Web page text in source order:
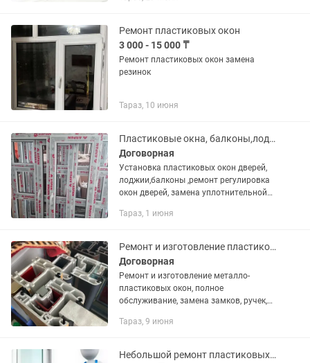
Ремонт пластиковых окон
3 000 - 15 000 ₸
Ремонт пластиковых окон замена
резинок
Тараз, 10 июня
Пластиковые окна, балконы,лоджии, ремонт регулировка окон ,замена резины.
Договорная
Установка пластиковых окон дверей,
лоджии,балконы ,ремонт регулировка
окон дверей, замена уплотнительной
Тараз, 1 июня
Ремонт и изготовление пластиковых окон, изготовление москитных сеток
Договорная
Ремонт и изготовление металло-
пластиковых окон, полное
обслуживание, замена замков, ручек,
по прижиму, как простых так и
работу и...
Тараз, 9 июня
Небольшой ремонт пластиковых окон и дверей